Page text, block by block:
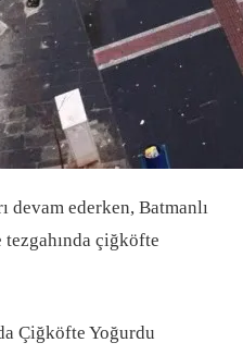
devam ederken, Batmanlı
çiğköfte
Çiğköfte Yoğurdu